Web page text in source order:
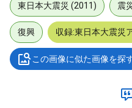
東日本大震災 (2011) 震
復興 収録:東日本大震災
この画像に似た画像を探